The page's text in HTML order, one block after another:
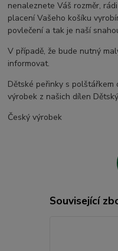
nenaleznete Váš rozměr,
placení Vašeho košíku
povlečení a tak je naší
V případě, že bude nutný
informovat.
Dětské peřinky s polštářkem
výrobek z našich dílen
Český výrobek
Související